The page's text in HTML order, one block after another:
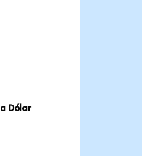
Dólar